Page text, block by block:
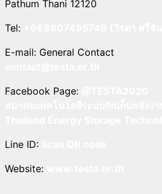
Pathum Thani 12120
Tel:
E-mail: General Contact
Facebook Page:
Line ID:
Website: